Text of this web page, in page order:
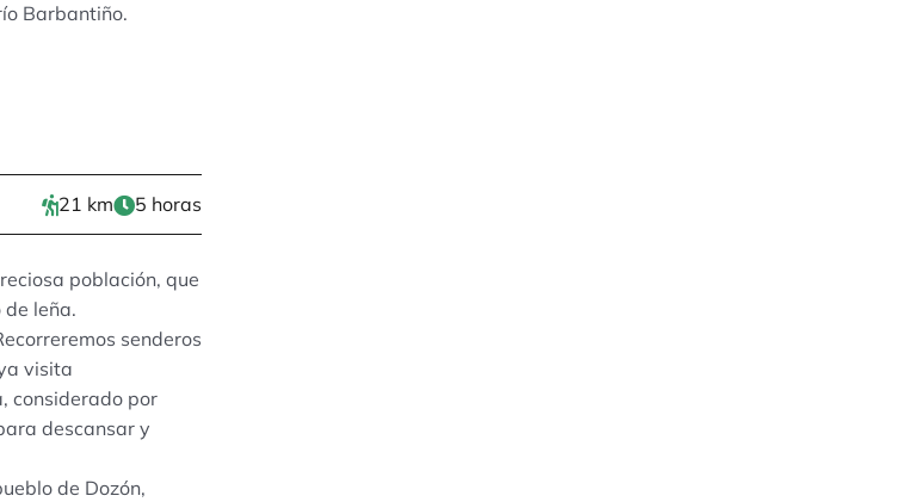
Barbantiño.
21 km 5 horas
población, que
de leña.
senderos
visita
considerado por
descansar y
de Dozón,